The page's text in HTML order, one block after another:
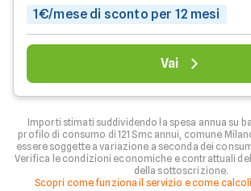
1€/mese di sconto per 12 mesi
Vai
Importi stimati suddividendo la spesa annua su
profilo di consumo di 121 Smc annui, comune
essere soggette a variazione a seconda dei
Verifica le condizioni economiche e contrattuali
della sottoscrizione.
Scopri come funziona il servizio e come